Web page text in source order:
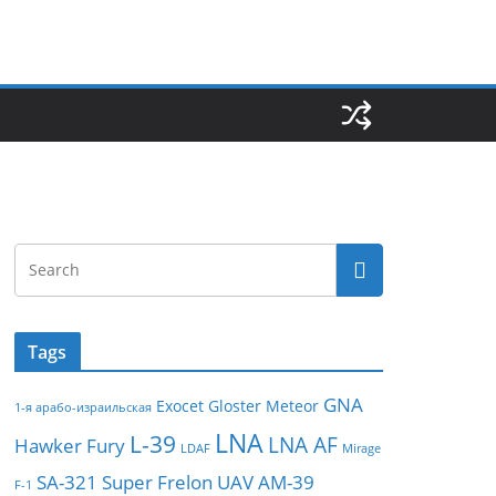
Tags
1-я арабо-израильская Exocet Gloster Meteor GNA
Hawker Fury L-39 LDAF LNA LNA AF Mirage
F-1 SA-321 Super Frelon UAVАМ-39